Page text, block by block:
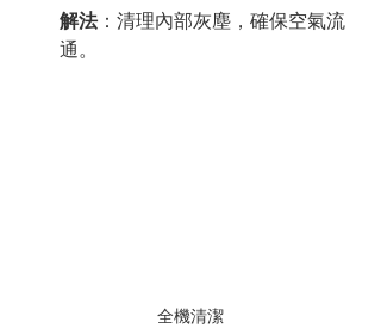
解法：清理內部灰塵，確保空氣流
通。
全機清潔